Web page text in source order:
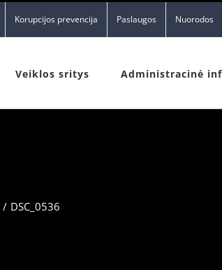
Korupcijos prevencija Paslaugos Nuorodos
Veiklos sritys Administracinė
/ DSC_0536